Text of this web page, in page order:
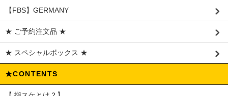
【FBS】GERMANY
★ ご予約注文品 ★
★ スペシャルボックス ★
★CONTENTS